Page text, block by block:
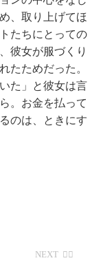
、取り上げてほ
たちにとっての
彼女が服づくり
たためだった。
た」と彼女は言
。お金を払って
のは、ときにす